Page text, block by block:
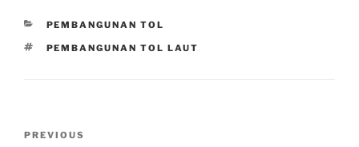
CATEGORIES
PEMBANGUNAN TOL
TAGS
PEMBANGUNAN TOL LAUT
Previous
PREVIOUS